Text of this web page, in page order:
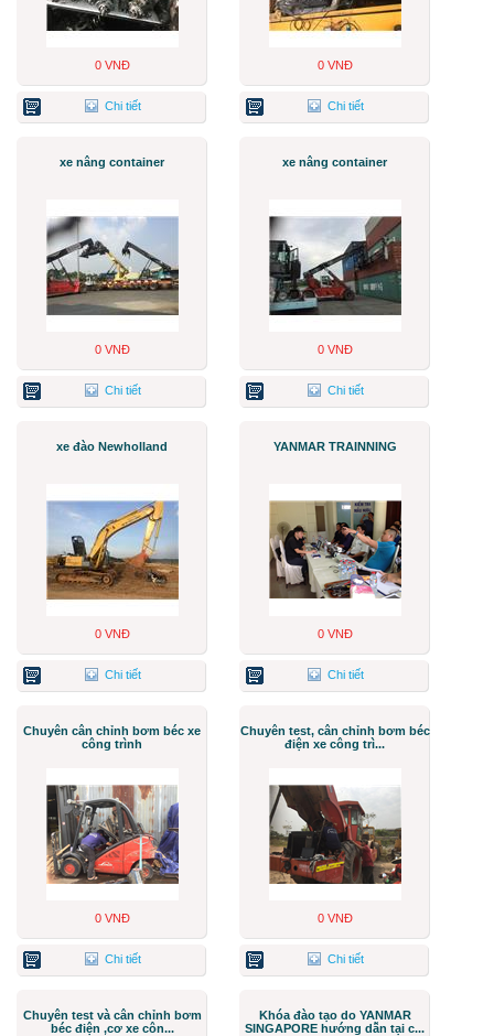
0 VNĐ
Chi tiết
0 VNĐ
Chi tiết
xe nâng container
0 VNĐ
Chi tiết
xe nâng container
0 VNĐ
Chi tiết
xe đào Newholland
0 VNĐ
Chi tiết
YANMAR TRAINNING
0 VNĐ
Chi tiết
Chuyên cân chỉnh bơm béc xe
công trình
0 VNĐ
Chi tiết
Chuyên test, cân chỉnh bơm béc
điện xe công trì...
0 VNĐ
Chi tiết
Chuyên test và cân chỉnh bơm
béc điện ,cơ xe côn...
Khóa đào tạo do YANMAR
SINGAPORE hướng dẫn tại c...